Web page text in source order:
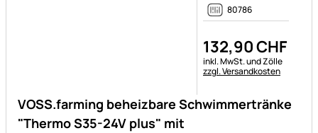
VOSS.farming beheizbare Schwimmertränke
Heizbares Schwimmer-Tränkebecken, 24Volt
mit Rohrbegleitheizung - hält das Wasserrohr eisfrei
132,90